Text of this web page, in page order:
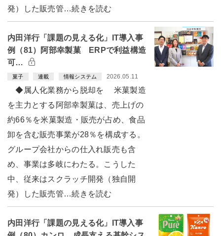
発）した販売管…続きを読む
内田洋行「課題の見える化」IT導入事
例（81）阿部幸製菓 ERPで利益構造
可…
菓子 連載 情報システム 2026.05.11
◆属人化業務から脱却を 米菓製造
を主力とする阿部幸製菓は、売上げの
約66％を米菓製造・販売が占め、食品
卸を含む販売事業が28％を構成する。
グループ会社からの仕入れ販売も含
め、事業は多岐にわたる。こうした
中、従来はスクラッチ開発（独自開
発）した販売管…続きを読む
内田洋行「課題の見える化」IT導入事